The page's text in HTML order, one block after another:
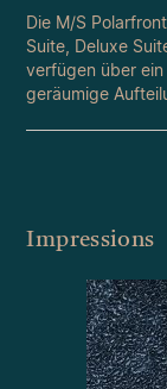
Die M/S
Suite, Deluxe
verfügen über
geräumige
Impressions